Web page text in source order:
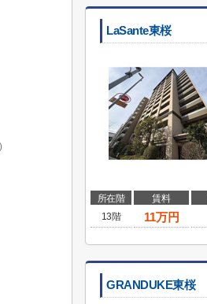
LaSante東桜
所在階 賃料
13階
11万円
GRANDUKE東桜